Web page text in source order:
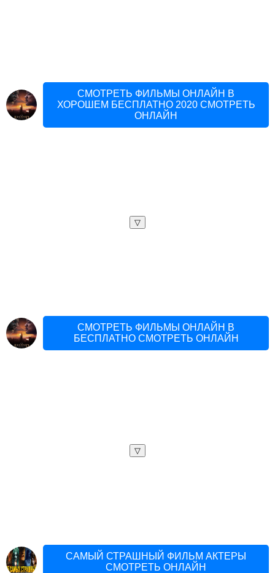
СМОТРЕТЬ ФИЛЬМЫ ОНЛАЙН В
ХОРОШЕМ БЕСПЛАТНО 2020 СМОТРЕТЬ
ОНЛАЙН
▽
СМОТРЕТЬ ФИЛЬМЫ ОНЛАЙН В
БЕСПЛАТНО СМОТРЕТЬ ОНЛАЙН
▽
САМЫЙ СТРАШНЫЙ ФИЛЬМ АКТЕРЫ
СМОТРЕТЬ ОНЛАЙН